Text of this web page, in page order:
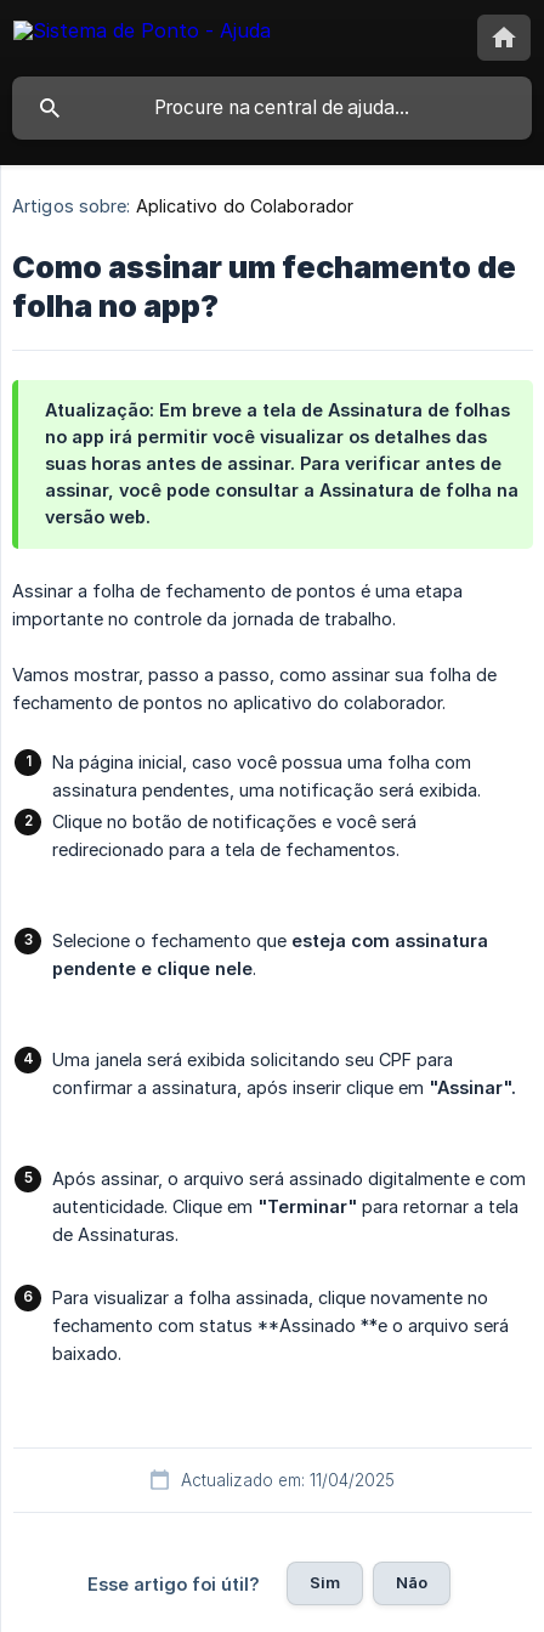
Artigos sobre: Aplicativo do Colaborador
Como assinar um fechamento de
folha no app?
Atualização: Em breve a tela de Assinatura de folhas
no app irá permitir você visualizar os detalhes das
suas horas antes de assinar. Para verificar antes de
assinar, você pode consultar a Assinatura de folha na
versão web.
Assinar a folha de fechamento de pontos é uma etapa
importante no controle da jornada de trabalho.
Vamos mostrar, passo a passo, como assinar sua folha de
fechamento de pontos no aplicativo do colaborador.
Na página inicial, caso você possua uma folha com
assinatura pendentes, uma notificação será exibida.
Clique no botão de notificações e você será
redirecionado para a tela de fechamentos.
Selecione o fechamento que esteja com assinatura
pendente e clique nele.
Uma janela será exibida solicitando seu CPF para
confirmar a assinatura, após inserir clique em "Assinar".
Após assinar, o arquivo será assinado digitalmente e com
autenticidade. Clique em "Terminar" para retornar a tela
de Assinaturas.
Para visualizar a folha assinada, clique novamente no
fechamento com status **Assinado **e o arquivo será
baixado.
Actualizado em: 11/04/2025
Esse artigo foi útil? Sim Não